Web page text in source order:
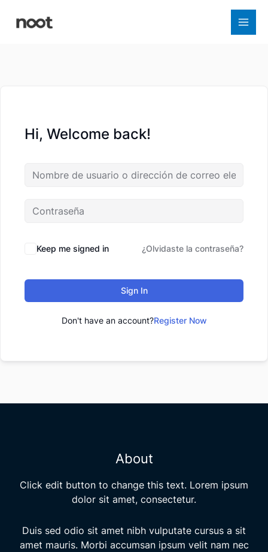
Hi, Welcome back!
Keep me signed in ¿Olvidaste la contraseña?
Sign In
Don't have an account?Register Now
About
Click edit button to change this text. Lorem ipsum
dolor sit amet, consectetur.
Duis sed odio sit amet nibh vulputate cursus a sit
amet mauris. Morbi accumsan ipsum velit nam nec